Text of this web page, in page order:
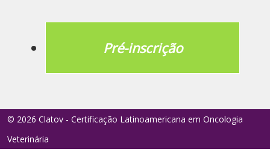
Pré-inscrição
© 2026 Clatov - Certificação Latinoamericana em Oncologia
Veterinária